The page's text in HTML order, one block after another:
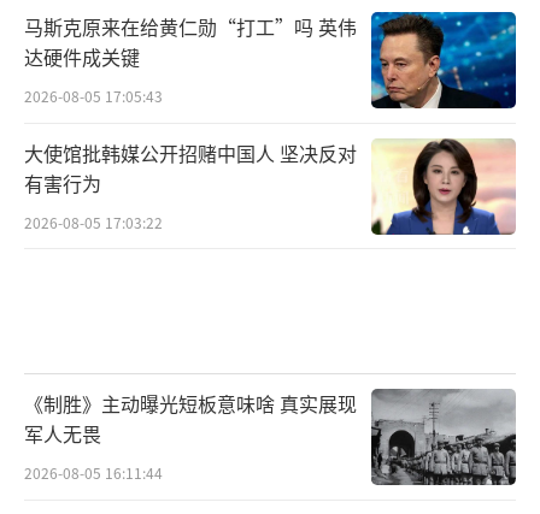
示，乌克兰总统泽连斯基当地时间10日在电话
会谈中向美国总统拜登介绍乌克兰在俄乌冲突
中的战略规划。白宫声明称，拜登当地时间10
日与泽连斯基通话，向后者介绍了美国为大力
支持乌克兰所作出的努力。声明提到，“在过
去的几个月里，美国向乌军提供了数十万发炮
张蕾 TT0001）
马斯克原来在给黄仁勋“打工”吗 英伟
达硬件成关键
2026-08-05 17:05:43
大使馆批韩媒公开招赌中国人 坚决反对
有害行为
2026-08-05 17:03:22
《制胜》主动曝光短板意味啥 真实展现
军人无畏
2026-08-05 16:11:44